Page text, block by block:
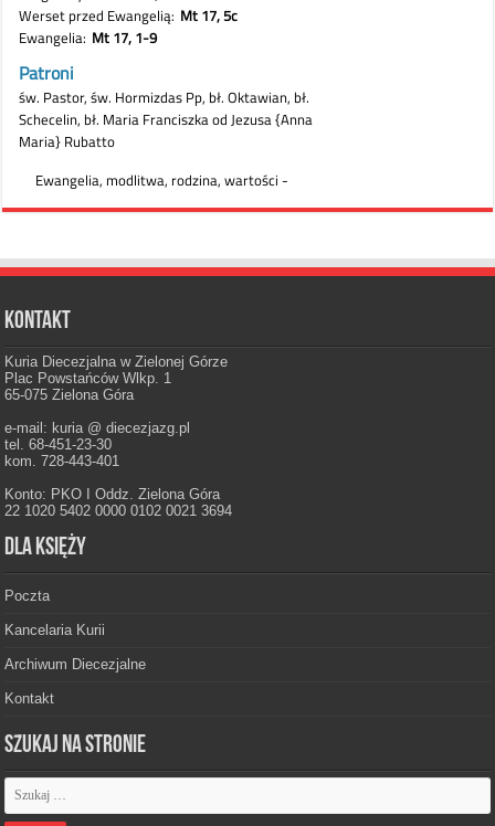
Kontakt
Kuria Diecezjalna w Zielonej Górze
Plac Powstańców Wlkp. 1
65-075 Zielona Góra
e-mail: kuria @ diecezjazg.pl
tel. 68-451-23-30
kom. 728-443-401
Konto: PKO I Oddz. Zielona Góra
22 1020 5402 0000 0102 0021 3694
Dla księży
Poczta
Kancelaria Kurii
Archiwum Diecezjalne
Kontakt
Szukaj na stronie